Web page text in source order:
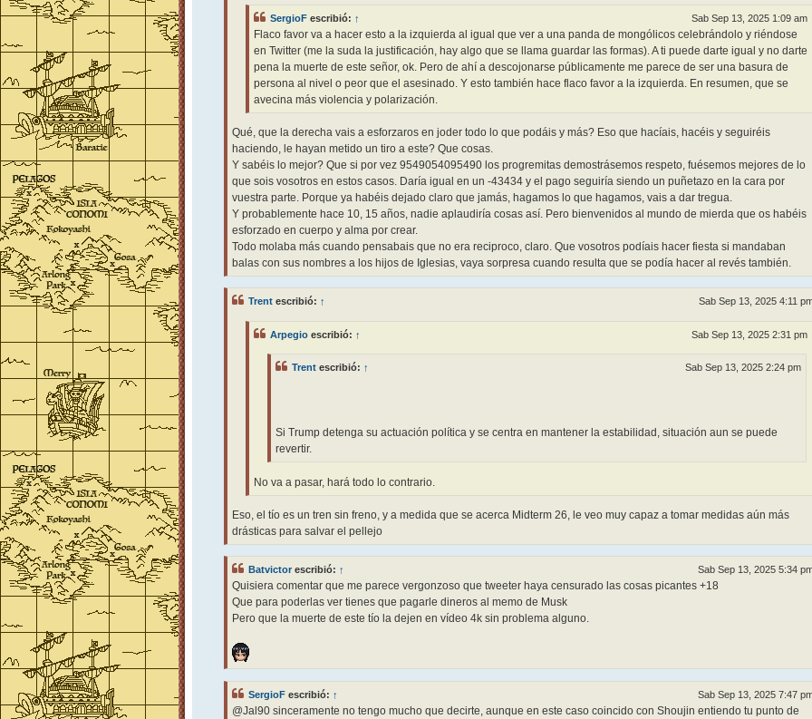
SergioF escribió: ↑ Sab Sep 13, 2025 1:09 am
Flaco favor va a hacer esto a la izquierda al igual que ver a una panda de mongólicos celebrándolo y riéndose
en Twitter (me la suda la justificación, hay algo que se llama guardar las formas). A ti puede darte igual y no darte
pena la muerte de este señor, ok. Pero de ahí a descojonarse públicamente me parece de ser una basura de
persona al nivel o peor que el asesinado. Y esto también hace flaco favor a la izquierda. En resumen, que se
avecina más violencia y polarización.
Qué, que la derecha vais a esforzaros en joder todo lo que podáis y más? Eso que hacíais, hacéis y seguiréis
haciendo, le hayan metido un tiro a este? Que cosas.
Y sabéis lo mejor? Que si por vez 9549054095490 los progremitas demostrásemos respeto, fuésemos mejores de lo
que sois vosotros en estos casos. Daría igual en un -43434 y el pago seguiría siendo un puñetazo en la cara por
vuestra parte. Porque ya habéis dejado claro que jamás, hagamos lo que hagamos, vais a dar tregua.
Y probablemente hace 10, 15 años, nadie aplaudiría cosas así. Pero bienvenidos al mundo de mierda que os habéis
esforzado en cuerpo y alma por crear.
Todo molaba más cuando pensabais que no era reciproco, claro. Que vosotros podíais hacer fiesta si mandaban
balas con sus nombres a los hijos de Iglesias, vaya sorpresa cuando resulta que se podía hacer al revés también.
Trent escribió: ↑ Sab Sep 13, 2025 4:11
Arpegio escribió: ↑ Sab Sep 13, 2025 2:31 pm
Trent escribió: ↑ Sab Sep 13, 2025 2:24 pm
Si Trump detenga su actuación política y se centra en mantener la estabilidad, situación aun se puede
revertir.
No va a pasar, hará todo lo contrario.
Eso, el tío es un tren sin freno, y a medida que se acerca Midterm 26, le veo muy capaz a tomar medidas aún más
drásticas para salvar el pellejo
Batvictor escribió: ↑ Sab Sep 13, 2025 5:34
Quisiera comentar que me parece vergonzoso que tweeter haya censurado las cosas picantes +18
Que para poderlas ver tienes que pagarle dineros al memo de Musk
Pero que la muerte de este tío la dejen en vídeo 4k sin problema alguno.
SergioF escribió: ↑ Sab Sep 13, 2025 7:47
@Jal90 sinceramente no tengo mucho que decirte, aunque en este caso coincido con Shoujin entiendo tu punto de